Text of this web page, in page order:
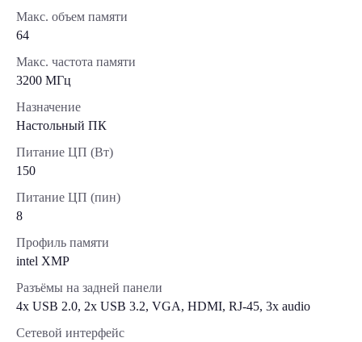
Макс. объем памяти
64
Макс. частота памяти
3200 МГц
Назначение
Настольный ПК
Питание ЦП (Вт)
150
Питание ЦП (пин)
8
Профиль памяти
intel XMP
Разъёмы на задней панели
4x USB 2.0, 2x USB 3.2, VGA, HDMI, RJ-45, 3x audio
Сетевой интерфейс